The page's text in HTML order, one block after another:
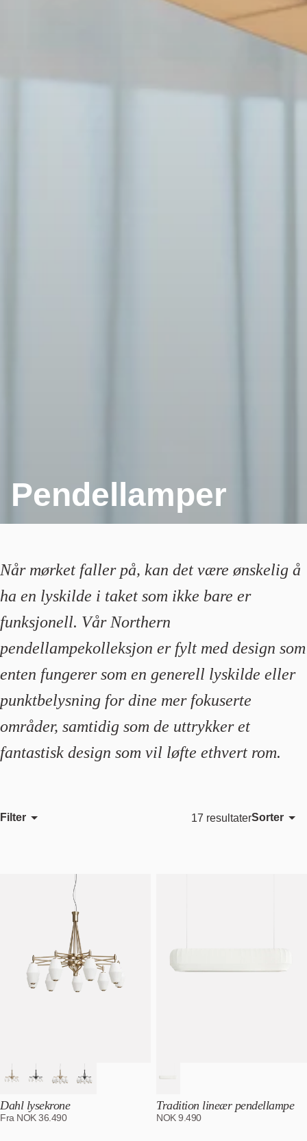
Pendellamper
Når mørket faller på, kan det være ønskelig å
ha en lyskilde i taket som ikke bare er
funksjonell. Vår Northern
pendellampekolleksjon er fylt med design som
enten fungerer som en generell lyskilde eller
punktbelysning for dine mer fokuserte
områder, samtidig som de uttrykker et
fantastisk design som vil løfte ethvert rom.
Filter 17 resultaterSorter
Dato, gammel til ny
Dato, ny til gammel
Dahl lysekrone
Fra NOK36.490
Tradition lineær pendellampe
NOK9.490